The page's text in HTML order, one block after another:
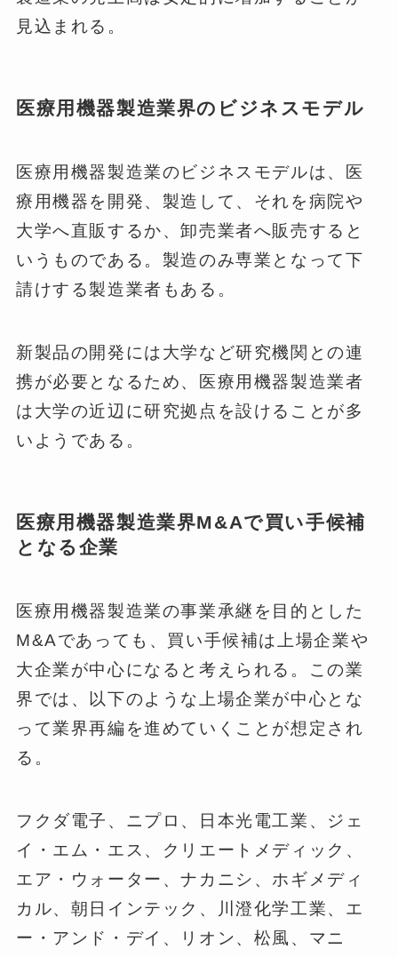
見込まれる。
医療用機器製造業界のビジネスモデル
医療用機器製造業のビジネスモデルは、医
療用機器を開発、製造して、それを病院や
大学へ直販するか、卸売業者へ販売すると
いうものである。製造のみ専業となって下
請けする製造業者もある。
新製品の開発には大学など研究機関との連
携が必要となるため、医療用機器製造業者
は大学の近辺に研究拠点を設けることが多
いようである。
医療用機器製造業界M&Aで買い手候補
となる企業
医療用機器製造業の事業承継を目的とした
M&Aであっても、買い手候補は上場企業や
大企業が中心になると考えられる。この業
界では、以下のような上場企業が中心とな
って業界再編を進めていくことが想定され
る。
フクダ電子、ニプロ、日本光電工業、ジェ
イ・エム・エス、クリエートメディック、
エア・ウォーター、ナカニシ、ホギメディ
カル、朝日インテック、川澄化学工業、エ
ー・アンド・デイ、リオン、松風、マニ